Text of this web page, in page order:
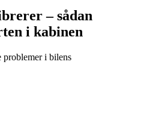
– sådan
i kabinen
problemer i bilens